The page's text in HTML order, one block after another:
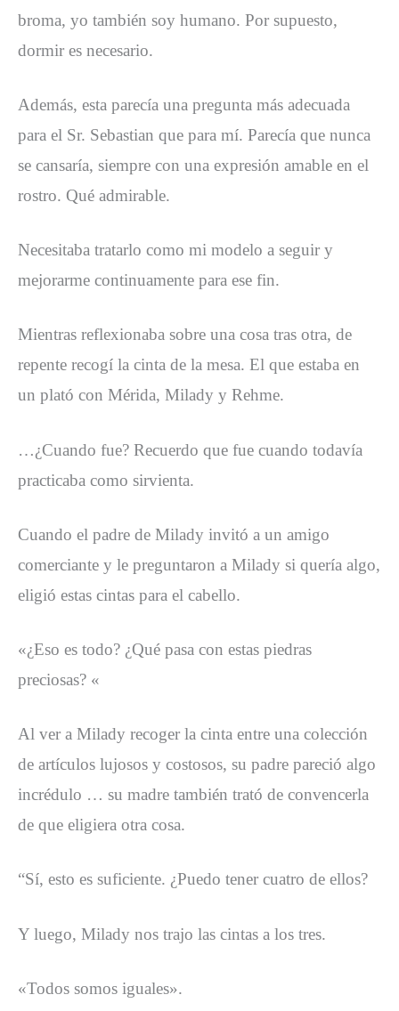
broma, yo también soy humano. Por supuesto,
dormir es necesario.
Además, esta parecía una pregunta más adecuada
para el Sr. Sebastian que para mí. Parecía que nunca
se cansaría, siempre con una expresión amable en el
rostro. Qué admirable.
Necesitaba tratarlo como mi modelo a seguir y
mejorarme continuamente para ese fin.
Mientras reflexionaba sobre una cosa tras otra, de
repente recogí la cinta de la mesa. El que estaba en
un plató con Mérida, Milady y Rehme.
…¿Cuando fue? Recuerdo que fue cuando todavía
practicaba como sirvienta.
Cuando el padre de Milady invitó a un amigo
comerciante y le preguntaron a Milady si quería algo,
eligió estas cintas para el cabello.
«¿Eso es todo? ¿Qué pasa con estas piedras
preciosas? «
Al ver a Milady recoger la cinta entre una colección
de artículos lujosos y costosos, su padre pareció algo
incrédulo … su madre también trató de convencerla
de que eligiera otra cosa.
“Sí, esto es suficiente. ¿Puedo tener cuatro de ellos?
Y luego, Milady nos trajo las cintas a los tres.
«Todos somos iguales».